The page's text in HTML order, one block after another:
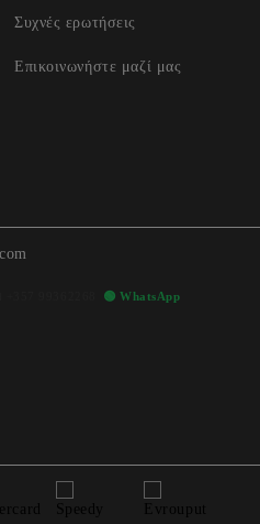
Συχνές ερωτήσεις
Επικοινωνήστε μαζί μας
🟢 WhatsApp